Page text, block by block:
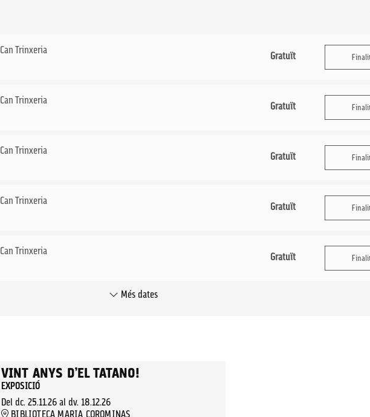
Can Trinxeria
Gratuït
Can Trinxeria
Gratuït
Can Trinxeria
Gratuït
Can Trinxeria
Gratuït
Can Trinxeria
Gratuït
Més dates
VINT ANYS D’EL TATANO!
EXPOSICIÓ
Del dc. 25.11.26al dv. 18.12.26